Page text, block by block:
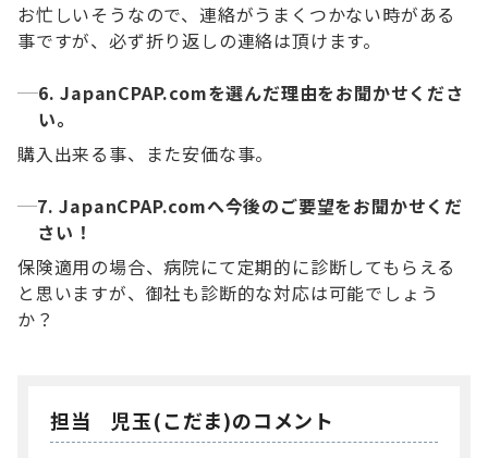
お忙しいそうなので、連絡がうまくつかない時がある
事ですが、必ず折り返しの連絡は頂けます。
6. JapanCPAP.comを選んだ理由をお聞かせくださ
い。
購入出来る事、また安価な事。
7. JapanCPAP.comへ今後のご要望をお聞かせくだ
さい！
保険適用の場合、病院にて定期的に診断してもらえる
と思いますが、御社も診断的な対応は可能でしょう
か？
担当 児玉(こだま)のコメント